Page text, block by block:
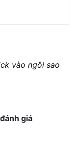
vào ngôi sao
giá